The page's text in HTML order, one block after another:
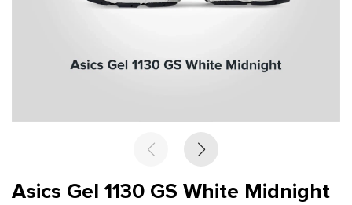
Asics Gel 1130 GS White Midnight